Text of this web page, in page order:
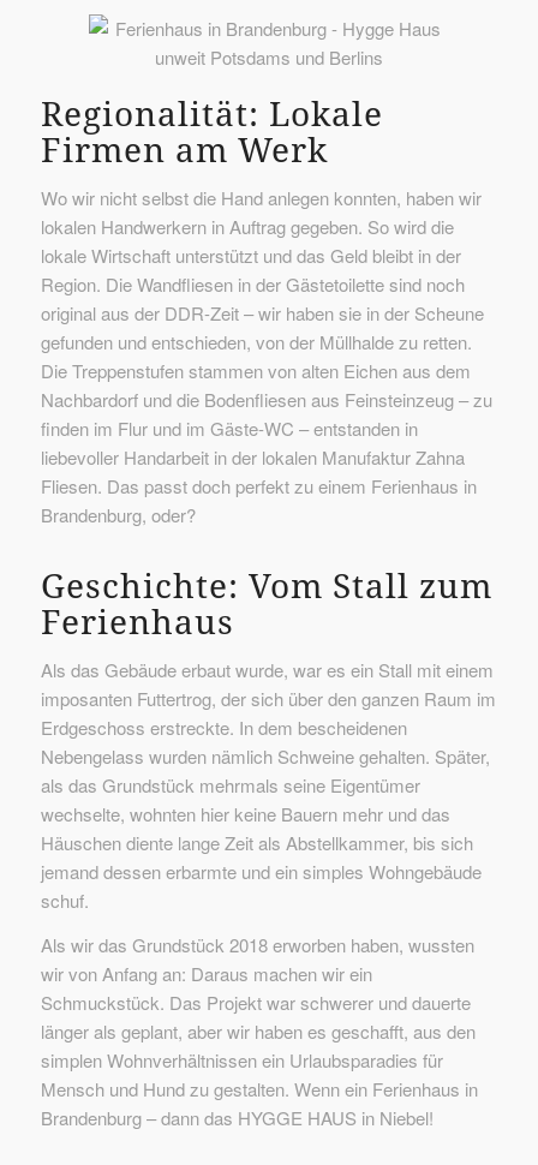
Regionalität: Lokale
Firmen am Werk
Wo wir nicht selbst die Hand anlegen konnten, haben wir
lokalen Handwerkern in Auftrag gegeben. So wird die
lokale Wirtschaft unterstützt und das Geld bleibt in der
Region. Die Wandfliesen in der Gästetoilette sind noch
original aus der DDR-Zeit – wir haben sie in der Scheune
gefunden und entschieden, von der Müllhalde zu retten.
Die Treppenstufen stammen von alten Eichen aus dem
Nachbardorf und die Bodenfliesen aus Feinsteinzeug – zu
finden im Flur und im Gäste-WC – entstanden in
liebevoller Handarbeit in der lokalen Manufaktur Zahna
Fliesen. Das passt doch perfekt zu einem Ferienhaus in
Brandenburg, oder?
Geschichte: Vom Stall zum
Ferienhaus
Als das Gebäude erbaut wurde, war es ein Stall mit einem
imposanten Futtertrog, der sich über den ganzen Raum im
Erdgeschoss erstreckte. In dem bescheidenen
Nebengelass wurden nämlich Schweine gehalten. Später,
als das Grundstück mehrmals seine Eigentümer
wechselte, wohnten hier keine Bauern mehr und das
Häuschen diente lange Zeit als Abstellkammer, bis sich
jemand dessen erbarmte und ein simples Wohngebäude
schuf.
Als wir das Grundstück 2018 erworben haben, wussten
wir von Anfang an: Daraus machen wir ein
Schmuckstück. Das Projekt war schwerer und dauerte
länger als geplant, aber wir haben es geschafft, aus den
simplen Wohnverhältnissen ein Urlaubsparadies für
Mensch und Hund zu gestalten. Wenn ein Ferienhaus in
Brandenburg – dann das HYGGE HAUS in Niebel!